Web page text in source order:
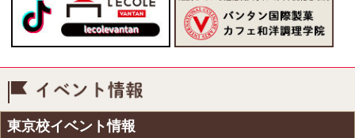
東京校イベント情報